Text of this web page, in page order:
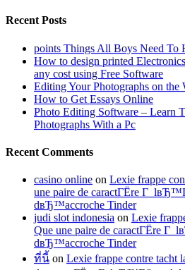
Recent Posts
points Things All Boys Need To
How to design printed
any cost using Free Software
Editing Your Photographs on the
How to Get Essays Online
Photo Editing Software – Learn
Photographs With a Pc
Recent Comments
casino online on Lexie frappe
une paire de caractГЁre Г
dвЂ™accroche Tinder
judi slot indonesia on Lexie
Que une paire de caractГЁre Г
dвЂ™accroche Tinder
ที่นี้ on Lexie frappe contre tacht